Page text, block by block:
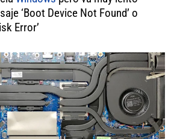
‘Boot Device Not Found’ o
Error’